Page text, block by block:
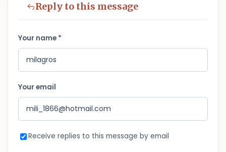
Reply to this message
Your name *
Your email
Receive replies to this message by email